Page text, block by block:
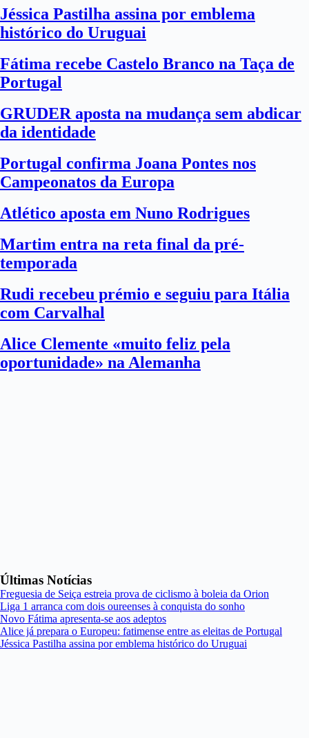
Jéssica Pastilha assina por emblema
histórico do Uruguai
Fátima recebe Castelo Branco na Taça de
Portugal
GRUDER aposta na mudança sem abdicar
da identidade
Portugal confirma Joana Pontes nos
Campeonatos da Europa
Atlético aposta em Nuno Rodrigues
Martim entra na reta final da pré-
temporada
Rudi recebeu prémio e seguiu para Itália
com Carvalhal
Alice Clemente «muito feliz pela
oportunidade» na Alemanha
Últimas Notícias
Freguesia de Seiça estreia prova de ciclismo à boleia da Orion
Liga 1 arranca com dois oureenses à conquista do sonho
Novo Fátima apresenta-se aos adeptos
Alice já prepara o Europeu: fatimense entre as eleitas de Portugal
Jéssica Pastilha assina por emblema histórico do Uruguai